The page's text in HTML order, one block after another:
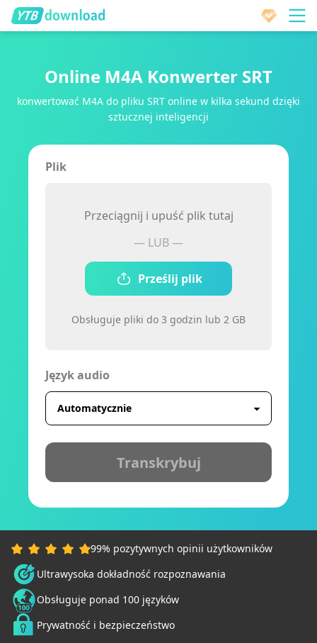
Online M4A Konwerter SRT
konwertować M4A do pliku SRT online w kilka sekund dzięki
sztucznej inteligencji
Plik
Przeciągnij i upuść plik tutaj
— LUB —
Prześlij plik
Obsługuje pliki do 3 godzin lub 2 GB
Język audio
Transkrybuj
99% pozytywnych opinii użytkowników
Ultrawysoka dokładność rozpoznawania
Obsługuje ponad 100 języków
Prywatność i bezpieczeństwo